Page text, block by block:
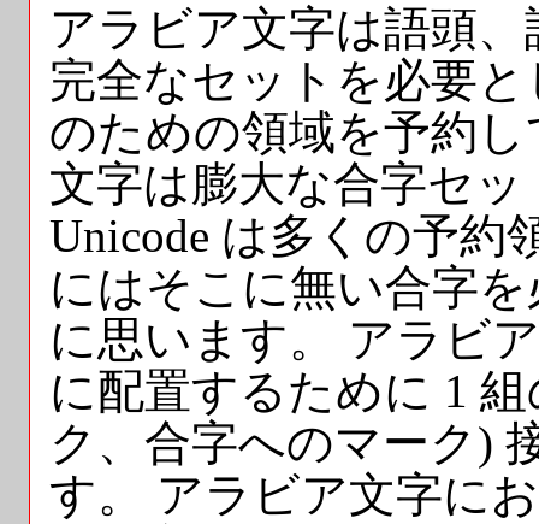
アラビア文字は語頭
完全なセットを必要
のための領域を予約
文字は膨大な合字セ
Unicode は多くの予約
にはそこに無い合字
に思います。 アラビ
に配置するために 1
ク、合字へのマーク)
す。 アラビア文字に